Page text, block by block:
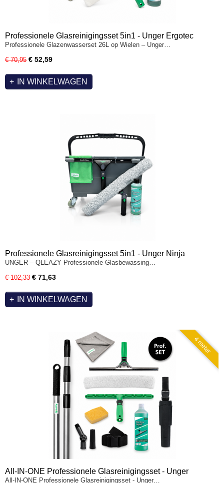
Professionele Glasreinigingsset 5in1 - Unger Ergotec
Professionele Glazenwasserset 26L op Wielen – Unger…
€ 70,95 € 52,59
IN WINKELWAGEN
Professionele Glasreinigingsset 5in1 - Unger Ninja
UNGER – QLEAZY Professionele Glasbewassing…
€ 102,33 € 71,63
IN WINKELWAGEN
4 meter
All-IN-ONE Professionele Glasreinigingsset - Unger
Raamtrekker, Inwasser. Telescoopsteel 4m, Bucket+Riem,
All-IN-ONE Professionele Glasreinigingsset - Unger…